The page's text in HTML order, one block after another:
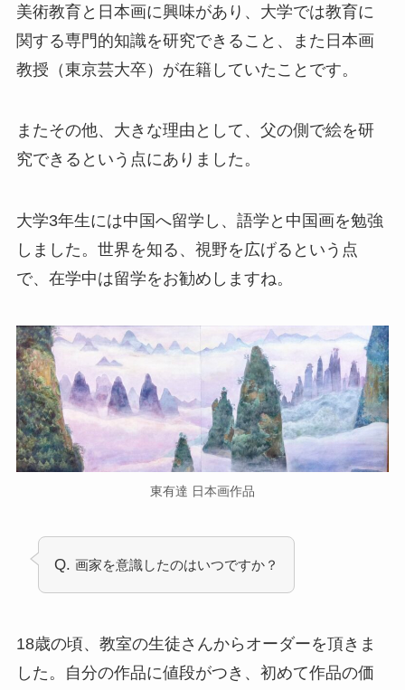
美術教育と日本画に興味があり、大学では教育に
関する専門的知識を研究できること、また日本画
教授（東京芸大卒）が在籍していたことです。
またその他、大きな理由として、父の側で絵を研
究できるという点にありました。
大学3年生には中国へ留学し、語学と中国画を勉強
しました。世界を知る、視野を広げるという点
で、在学中は留学をお勧めしますね。
東有達 日本画作品
Q. 画家を意識したのはいつですか？
18歳の頃、教室の生徒さんからオーダーを頂きま
した。自分の作品に値段がつき、初めて作品の価